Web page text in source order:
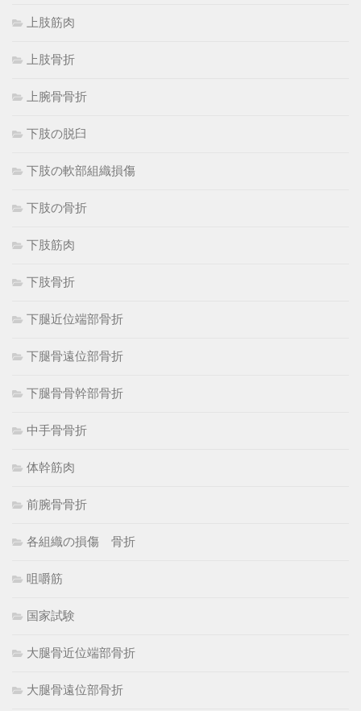
上肢筋肉
上肢骨折
上腕骨骨折
下肢の脱臼
下肢の軟部組織損傷
下肢の骨折
下肢筋肉
下肢骨折
下腿近位端部骨折
下腿骨遠位部骨折
下腿骨骨幹部骨折
中手骨骨折
体幹筋肉
前腕骨骨折
各組織の損傷 骨折
咀嚼筋
国家試験
大腿骨近位端部骨折
大腿骨遠位部骨折